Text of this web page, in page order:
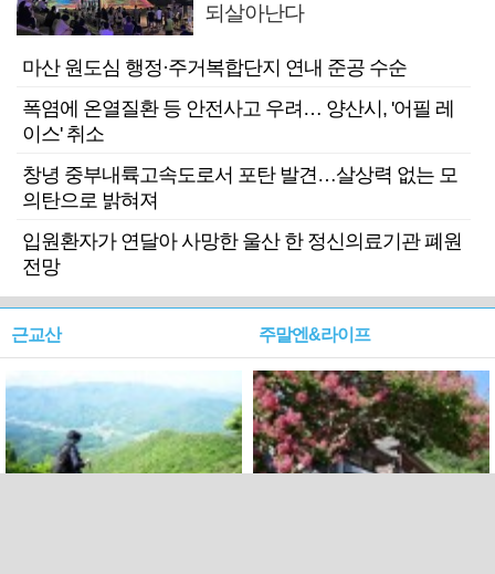
되살아난다
마산 원도심 행정·주거복합단지 연내 준공 수순
폭염에 온열질환 등 안전사고 우려… 양산시, '어필 레
이스' 취소
창녕 중부내륙고속도로서 포탄 발견…살상력 없는 모
의탄으로 밝혀져
입원환자가 연달아 사망한 울산 한 정신의료기관 폐원
전망
근교산 주말엔&라이프